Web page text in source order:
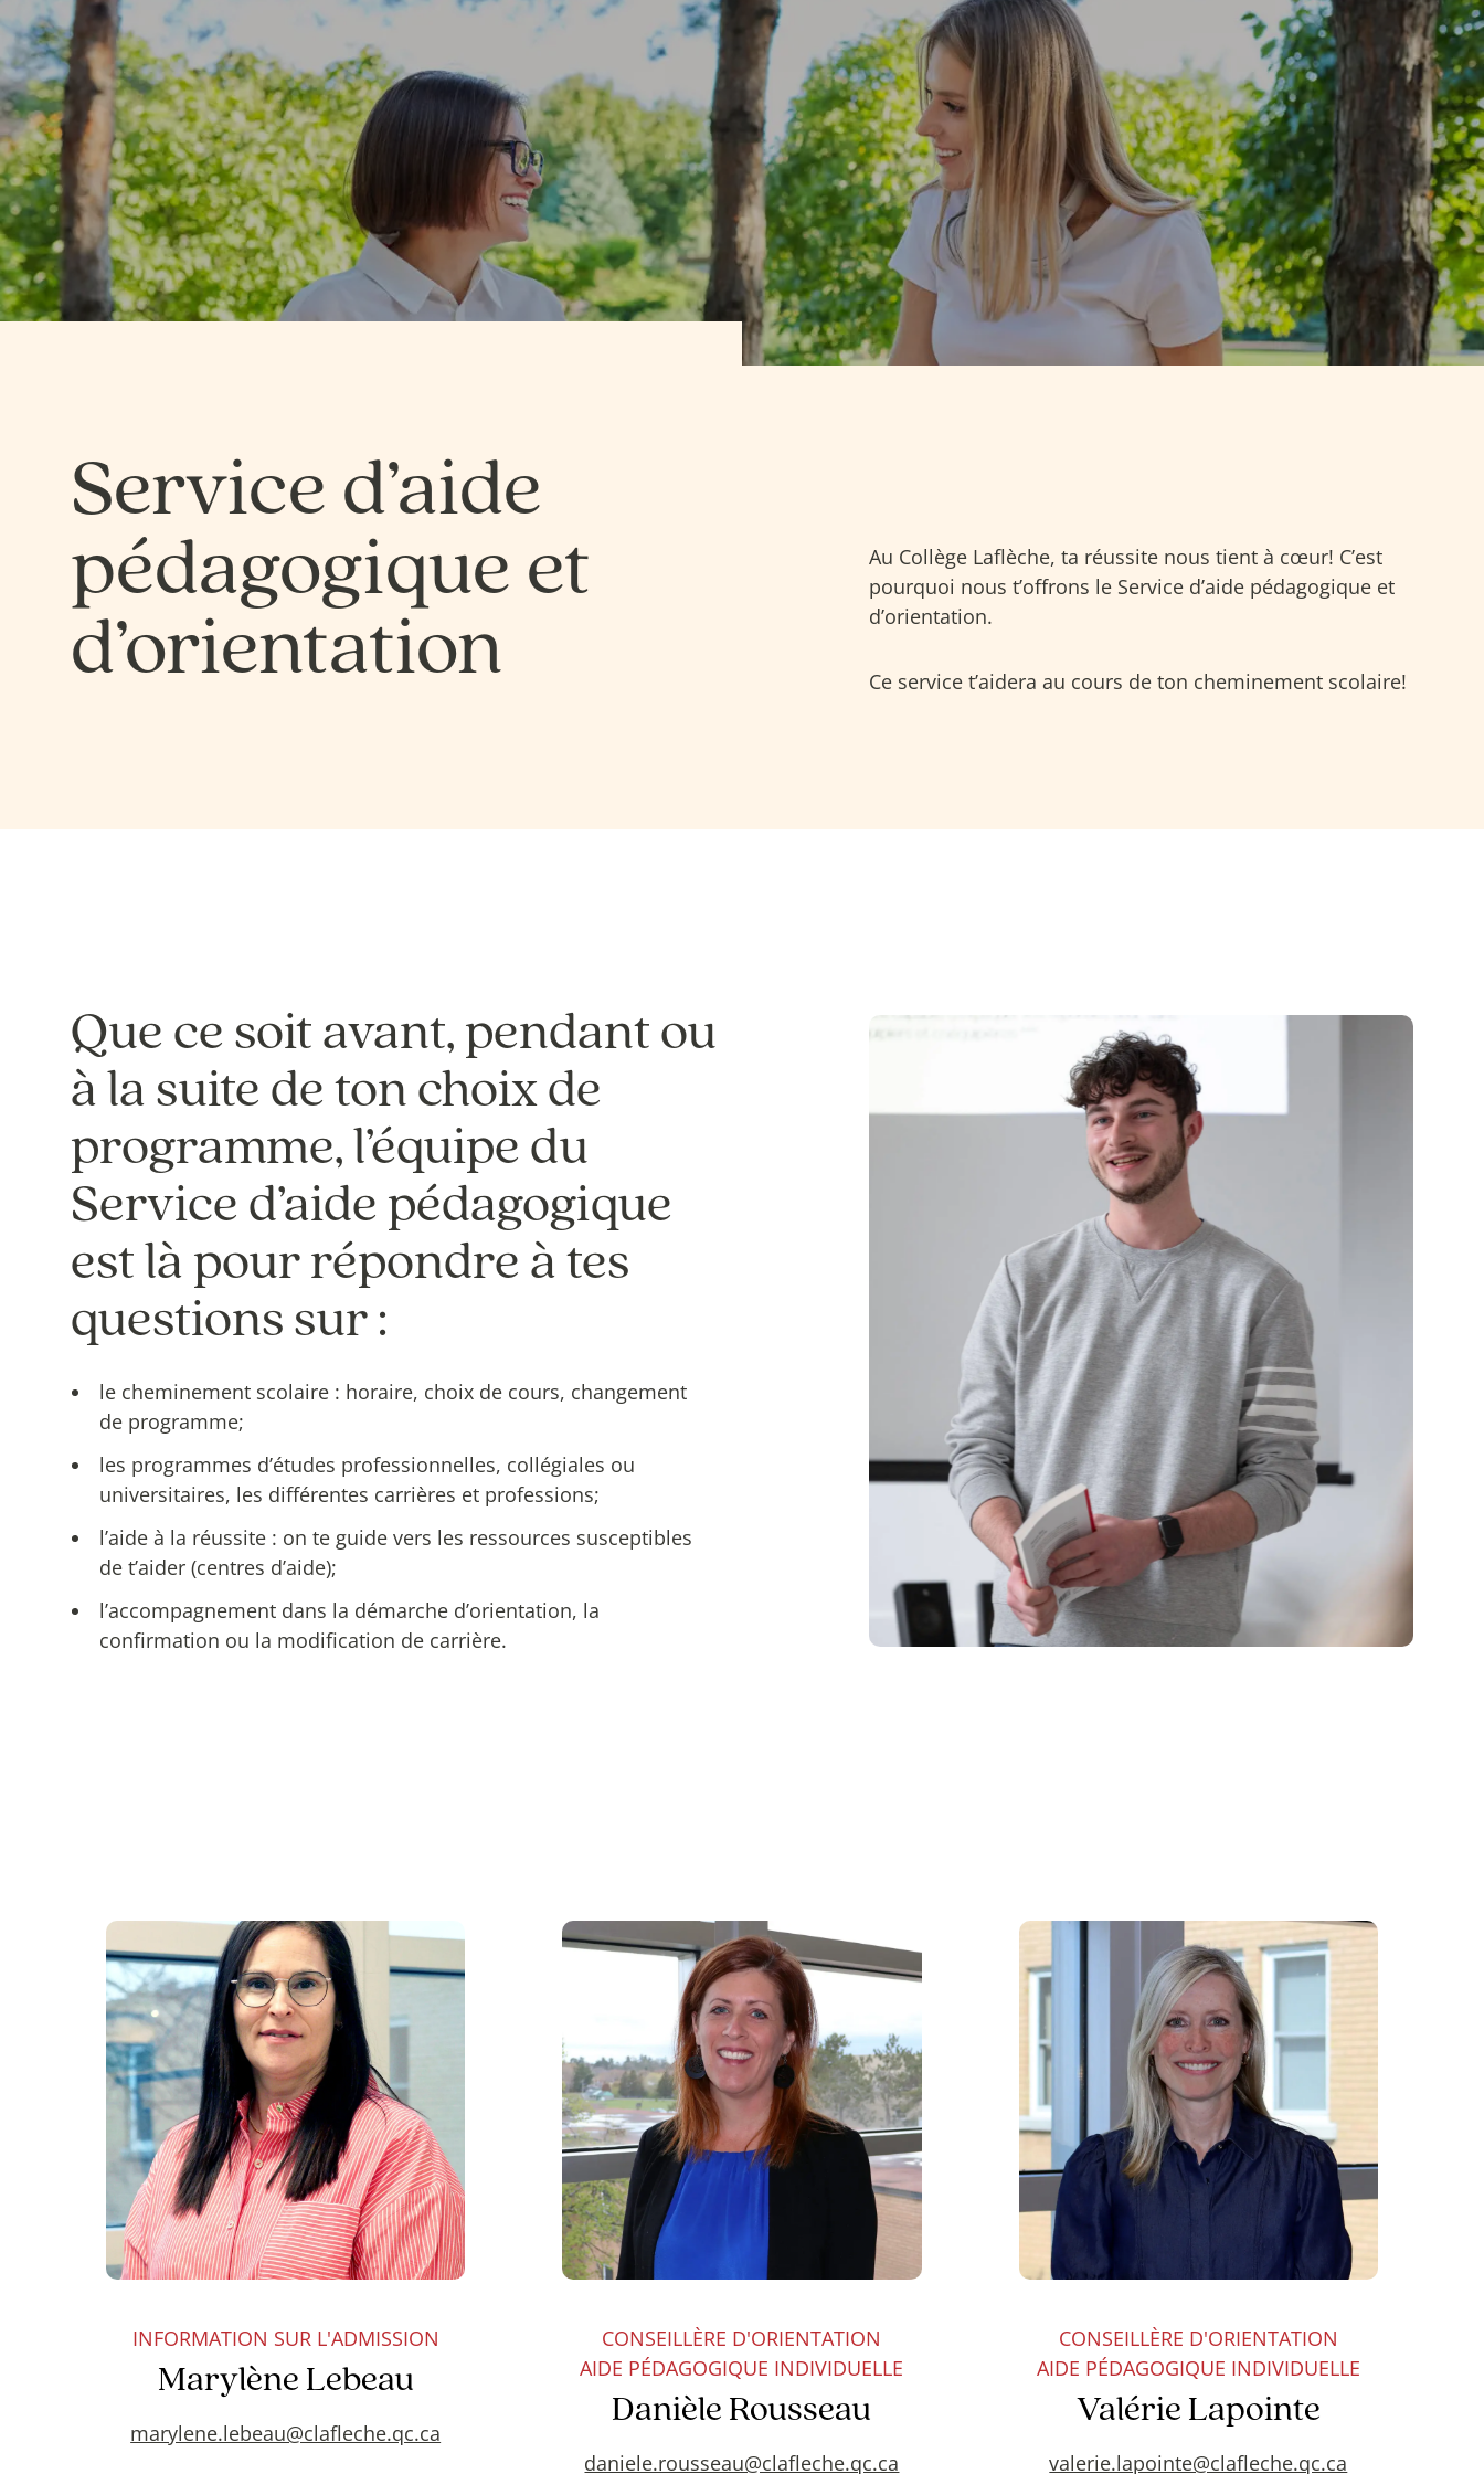
SCIENCES DE LA NATURE SCIENCES, LETTRES ET ARTS SCIENCES HUMAINES – PSYCHOLOGIE
SCIENCES HUMAINES − ÉDUCATION SCIENCES HUMAINES – MONDE SCIENCES HUMAINES − CRIMINOLOGIE
SCIENCES HUMAINES –
ADMINISTRATION
SCIENCES HUMAINES –
ADMINISTRATION BILINGUE
SCIENCES DE LA NATURE SCIENCES, LETTRES ET ARTS SCIENCES HUMAINES – PSYCHOLOGIE
SCIENCES HUMAINES − ÉDUCATION SCIENCES HUMAINES – MONDE SCIENCES HUMAINES − CRIMINOLOGIE
SCIENCES HUMAINES –
ADMINISTRATION
SCIENCES HUMAINES –
ADMINISTRATION BILINGUE
Service d’aide
pédagogique et
d’orientation
Au Collège Laflèche, ta réussite nous tient à cœur! C’est
pourquoi nous t’offrons le Service d’aide pédagogique et
d’orientation.
Ce service t’aidera au cours de ton cheminement scolaire!
Que ce soit avant, pendant ou
à la suite de ton choix de
programme, l’équipe du
Service d’aide pédagogique
est là pour répondre à tes
questions sur :
le cheminement scolaire : horaire, choix de cours, changement
de programme;
les programmes d’études professionnelles, collégiales ou
universitaires, les différentes carrières et professions;
l’aide à la réussite : on te guide vers les ressources susceptibles
de t’aider (centres d’aide);
l’accompagnement dans la démarche d’orientation, la
confirmation ou la modification de carrière.
INFORMATION SUR L'ADMISSION
Marylène Lebeau
marylene.lebeau@clafleche.qc.ca
CONSEILLÈRE D'ORIENTATION
AIDE PÉDAGOGIQUE INDIVIDUELLE
Danièle Rousseau
daniele.rousseau@clafleche.qc.ca
CONSEILLÈRE D'ORIENTATION
AIDE PÉDAGOGIQUE INDIVIDUELLE
Valérie Lapointe
valerie.lapointe@clafleche.qc.ca